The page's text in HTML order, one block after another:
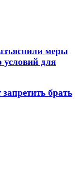
меры
для
брать